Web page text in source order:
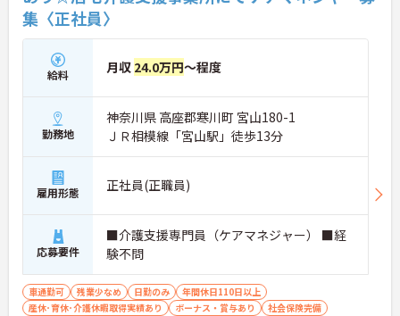
集〈正社員〉
給料 月収 24.0万円～程度
勤務地
神奈川県 高座郡寒川町 宮山180-1
ＪＲ相模線「宮山駅」徒歩13分
雇用形態 正社員(正職員)
応募要件
■介護支援専門員（ケアマネジャー） ■経
験不問
車通勤可 残業少なめ 日勤のみ
年間休日110日以上
産休･育休･介護休暇取得実績あり
ボーナス・賞与あり
社会保険完備